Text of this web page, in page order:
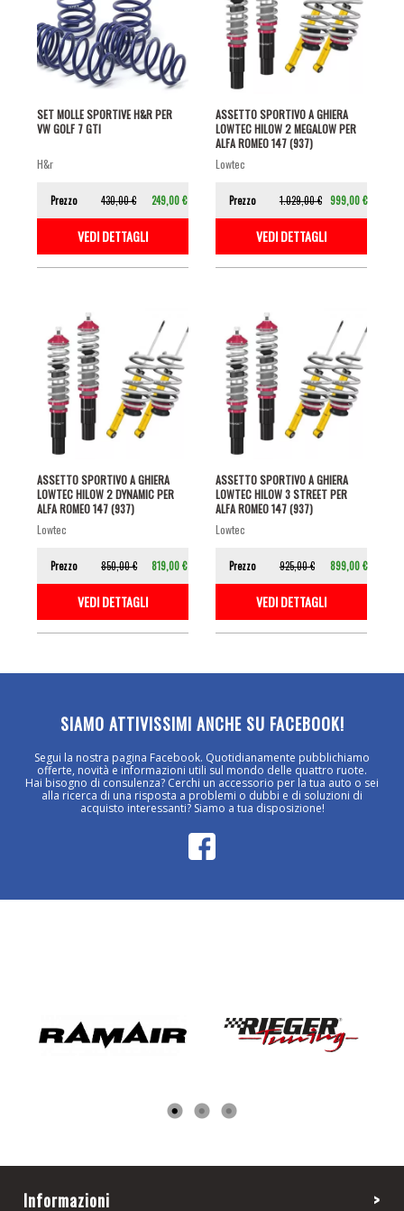
SET MOLLE SPORTIVE H&R PER
VW GOLF 7 GTI
h&r
Prezzo 430,00 € 249,00 €
VEDI DETTAGLI
ASSETTO SPORTIVO A GHIERA
LOWTEC HILOW 2 MEGALOW PER
ALFA ROMEO 147 (937)
lowtec
Prezzo 1.029,00 € 999,00 €
VEDI DETTAGLI
ASSETTO SPORTIVO A GHIERA
LOWTEC HILOW 2 DYNAMIC PER
ALFA ROMEO 147 (937)
lowtec
Prezzo 850,00 € 819,00 €
VEDI DETTAGLI
ASSETTO SPORTIVO A GHIERA
LOWTEC HILOW 3 STREET PER
ALFA ROMEO 147 (937)
lowtec
Prezzo 925,00 € 899,00 €
VEDI DETTAGLI
SIAMO ATTIVISSIMI ANCHE SU FACEBOOK!
Segui la nostra pagina Facebook. Quotidianamente pubblichiamo
offerte, novità e informazioni utili sul mondo delle quattro ruote.
Hai bisogno di consulenza? Cerchi un accessorio per la tua auto o sei
alla ricerca di una risposta a problemi o dubbi e di soluzioni di
acquisto interessanti? Siamo a tua disposizione!
Informazioni